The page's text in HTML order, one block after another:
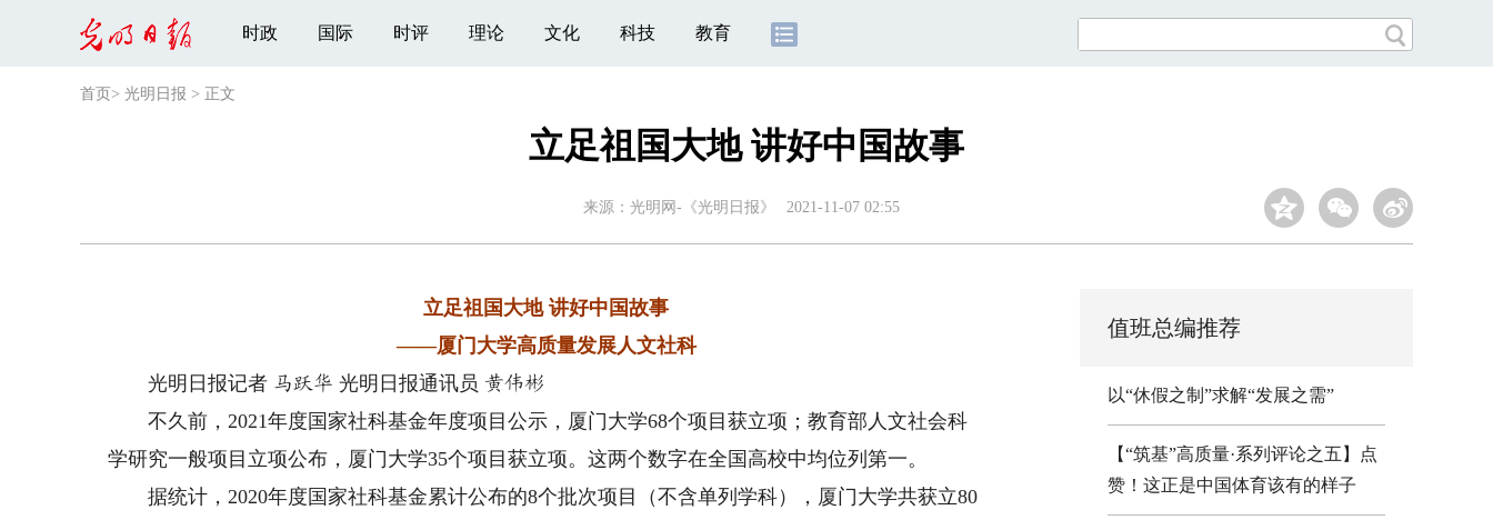
时政 国际 时评 理论 文化 科技 教育
首页 > 光明日报 > 正文
立足祖国大地 讲好中国故事
来源： 光明网-《光明日报》 2021-11-07 02:55
立足祖国大地 讲好中国故事
——厦门大学高质量发展人文社科
光明日报记者 马跃华 光明日报通讯员 黄伟彬
不久前，2021年度国家社科基金年度项目公示，厦门大学68个项目获立项；教育部人文社会科
学研究一般项目立项公布，厦门大学35个项目获立项。这两个数字在全国高校中均位列第一。
据统计，2020年度国家社科基金累计公布的8个批次项目（不含单列学科），厦门大学共获立80
值班总编推荐
以“休假之制”求解“发展之需”
【“筑基”高质量·系列评论之五】点
赞！这正是中国体育该有的样子